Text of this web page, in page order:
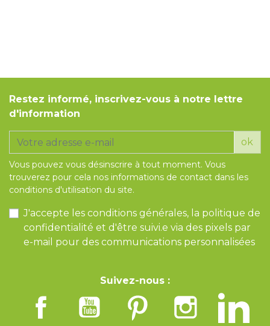
Restez informé, inscrivez-vous à notre lettre
d'information
ok
Vous pouvez vous désinscrire à tout moment. Vous
trouverez pour cela nos informations de contact dans les
conditions d'utilisation du site.
J'accepte les conditions générales, la politique de
confidentialité et d'être suivi.e via des pixels par
e-mail pour des communications personnalisées
Suivez-nous :